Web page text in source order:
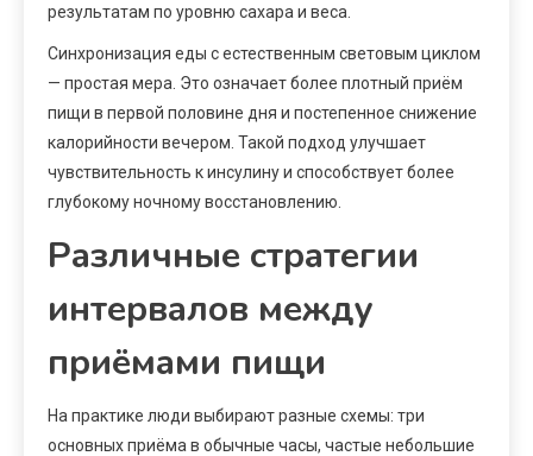
результатам по уровню сахара и веса.
Синхронизация еды с естественным световым циклом
— простая мера. Это означает более плотный приём
пищи в первой половине дня и постепенное снижение
калорийности вечером. Такой подход улучшает
чувствительность к инсулину и способствует более
глубокому ночному восстановлению.
Различные стратегии
интервалов между
приёмами пищи
На практике люди выбирают разные схемы: три
основных приёма в обычные часы, частые небольшие